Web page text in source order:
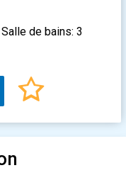
Salle de bains: 3